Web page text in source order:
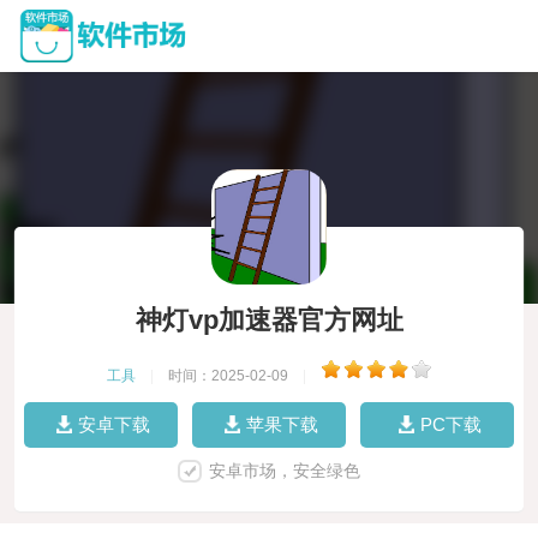
神灯vp加速器官方网址
工具 时间：2025-02-09
安卓下载 苹果下载 PC下载
安卓市场，安全绿色